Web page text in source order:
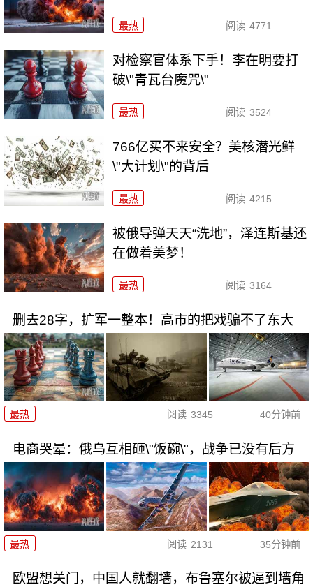
最热 阅读 4771
对检察官体系下手！李在明要打
破\"青瓦台魔咒\"
最热 阅读 3524
766亿买不来安全？美核潜光鲜
\"大计划\"的背后
最热 阅读 4215
被俄导弹天天“洗地”，泽连斯基还
在做着美梦！
最热 阅读 3164
删去28字，扩军一整本！高市的把戏骗不了东大
最热 阅读 3345 40分钟前
电商哭晕：俄乌互相砸\"饭碗\"，战争已没有后方
最热 阅读 2131 35分钟前
欧盟想关门，中国人就翻墙，布鲁塞尔被逼到墙角